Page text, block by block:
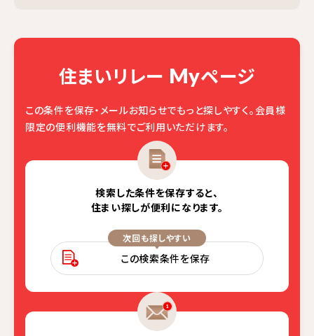
住まいリレー Myページ
この条件を保存・メールお知らせでもっと探しやすく。会員様
限定の便利機能を無料でご利用いただけます。
検索した条件を保存すると、
住まい探しが便利になります。
次回も探しやすい
この検索条件を保存